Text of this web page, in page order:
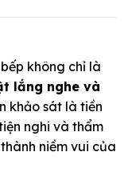
không chỉ là
lắng nghe và
khảo sát là tiền
nghi và thẩm
niềm vui của